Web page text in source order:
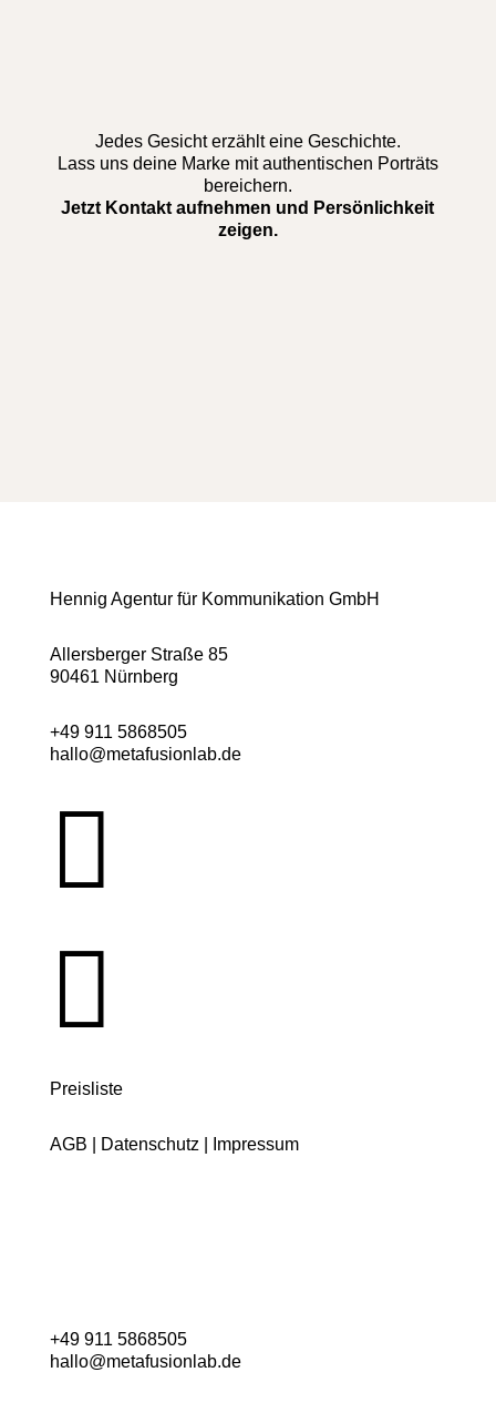
Jedes Gesicht erzählt eine Geschichte.
Lass uns deine Marke mit authentischen Porträts
bereichern.
Jetzt Kontakt aufnehmen und Persönlichkeit
zeigen.
Hennig Agentur für Kommunikation GmbH
Allersberger Straße 85
90461 Nürnberg
+49 911 5868505
hallo@metafusionlab.de


Preisliste
AGB Datenschutz Impressum
+49 911 5868505
hallo@metafusionlab.de